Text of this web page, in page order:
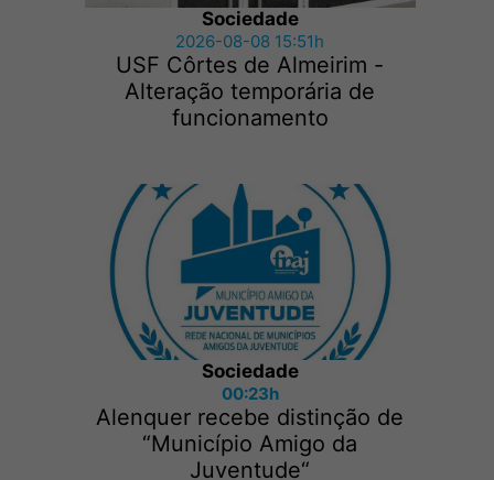
Sociedade
2026-08-08 15:51h
USF Côrtes de Almeirim -
Alteração temporária de
funcionamento
Sociedade
00:23h
Alenquer recebe distinção de
“Município Amigo da
Juventude“